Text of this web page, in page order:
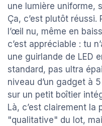
une lumière uniforme,
Ça, c’est plutôt
l’œil nu, même en
c’est appréciable : tu
une guirlande de LED
standard, pas ultra
niveau d’un gadget à
sur un petit boîtier
Là, c’est clairement la
"qualitative" du lot,